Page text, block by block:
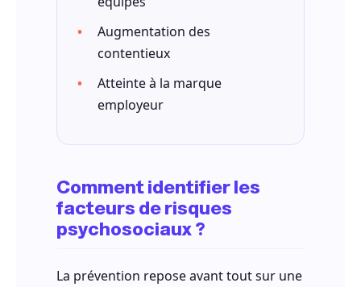
Augmentation des
contentieux
Atteinte à la marque
employeur
Comment identifier les
facteurs de risques
psychosociaux ?
La prévention repose avant tout sur une